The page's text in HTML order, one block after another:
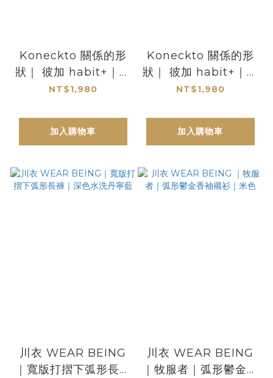
Koneckto 關係的形
狀｜ 彼加 habit+｜關
係的束口袋
NT$1,980
加入購物車
Koneckto 關係的形
狀｜ 彼加 habit+｜關
係的一片紗裙
NT$1,980
加入購物車
川衣 WEAR BEING
｜寬版打摺下弧形長褲
川衣 WEAR BEING
｜牧服者｜弧形鬱金香